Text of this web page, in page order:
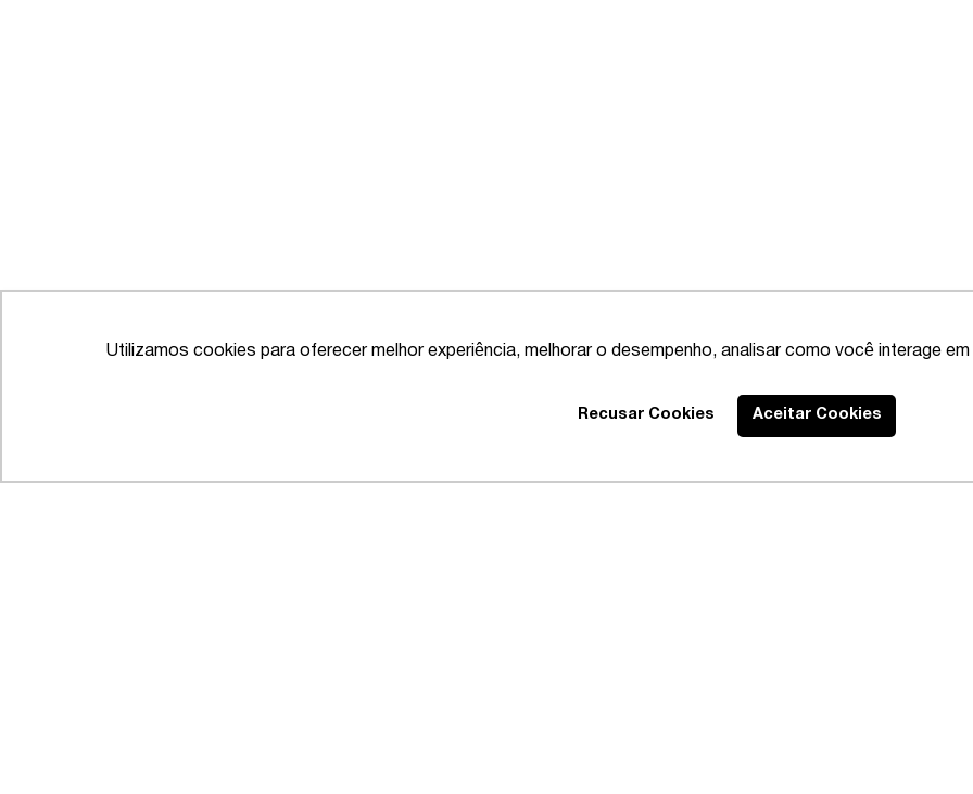
Utilizamos cookies para oferecer melhor experiência, melhorar o desempenho, analisar como você interage
Recusar Cookies Aceitar Cookies